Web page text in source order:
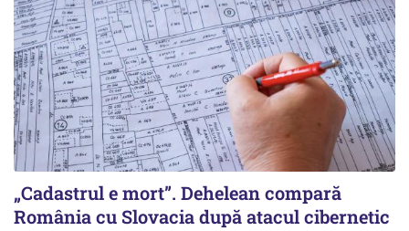
„Cadastrul e mort”. Dehelean compară
România cu Slovacia după atacul cibernetic